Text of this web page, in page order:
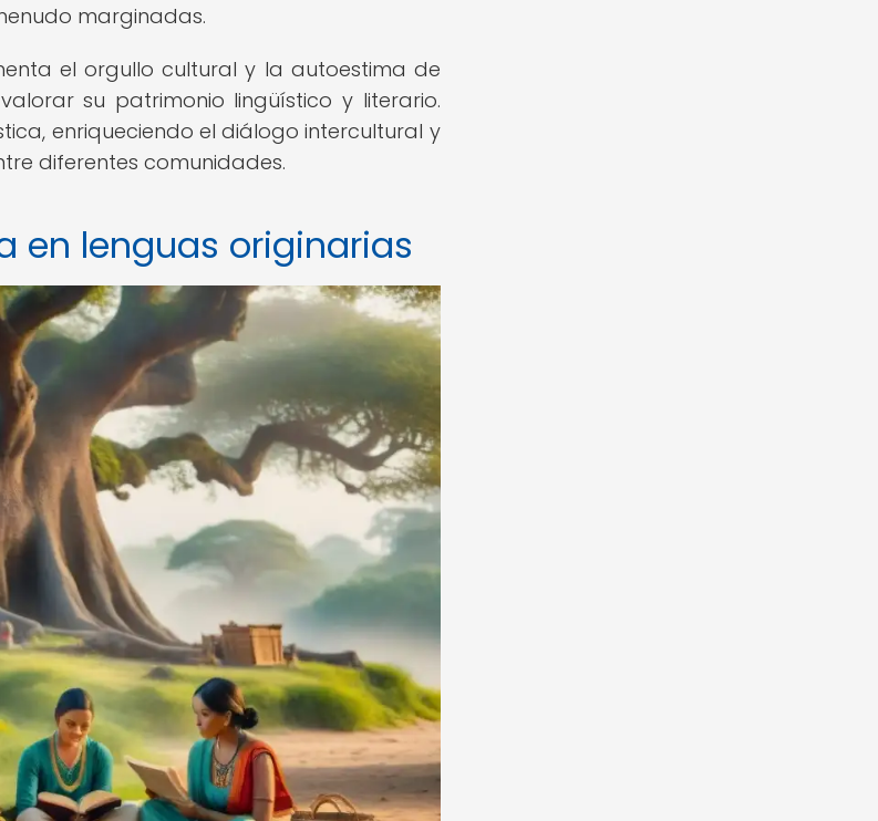
marginadas.
el orgullo cultural y la autoestima de
su patrimonio lingüístico y literario.
enriqueciendo el diálogo intercultural y
diferentes comunidades.
en lenguas originarias